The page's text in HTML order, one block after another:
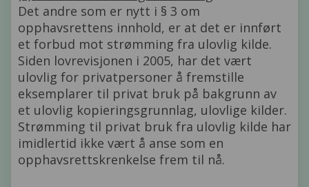
Det andre som er nytt i § 3 om
opphavsrettens innhold, er at det er innført
et forbud mot strømming fra ulovlig kilde.
Siden lovrevisjonen i 2005, har det vært
ulovlig for privatpersoner å fremstille
eksemplarer til privat bruk på bakgrunn av
et ulovlig kopieringsgrunnlag, ulovlige kilder.
Strømming til privat bruk fra ulovlig kilde har
imidlertid ikke vært å anse som en
opphavsrettskrenkelse frem til nå.